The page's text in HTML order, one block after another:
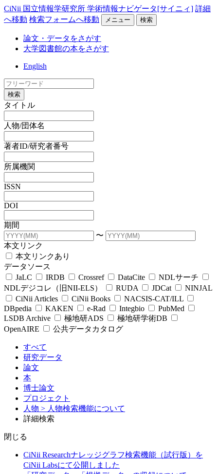
CiNii 国立情報学研究所 学術情報ナビゲータ[サイニィ] 詳細
へ移動 検索フォームへ移動 メニュー 検索
論文・データをさがす
大学図書館の本をさがす
English
検索
タイトル
人物/団体名
著者ID/研究者番号
所属機関
ISSN
DOI
期間
〜
本文リンク
本文リンクあり
データソース
JaLC
IRDB Crossref DataCite
NDLサーチ
NDLデジコレ（旧NII-ELS）
RUDA JDCat
NINJAL
CiNii Articles
CiNii Books
NACSIS-CAT/ILL
DBpedia
KAKEN e-Rad Integbio
PubMed
LSDB Archive
極地研ADS
極地研学術DB
OpenAIRE
公共データカタログ
すべて
研究データ
論文
本
博士論文
プロジェクト
人物 > 人物検索機能について
詳細検索
閉じる
CiNii Researchナレッジグラフ検索機能（試行版）を
CiNii Labsにて公開しました